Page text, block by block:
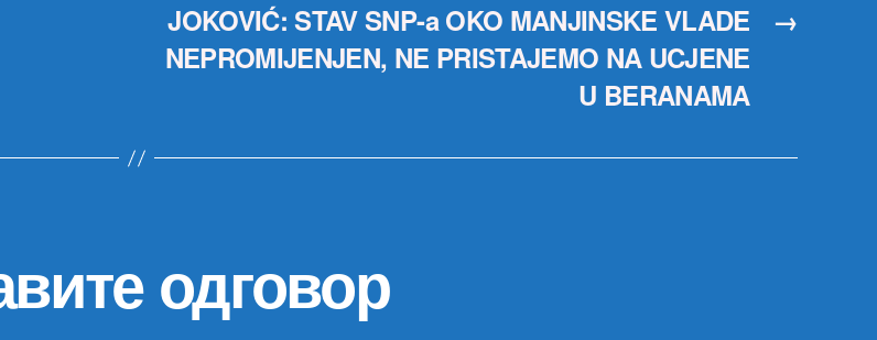
→
JOKOVIĆ: STAV SNP-a OKO MANJINSKE VLADE
NEPROMIJENJEN, NE PRISTAJEMO NA UCJENE
U BERANAMA
одговор